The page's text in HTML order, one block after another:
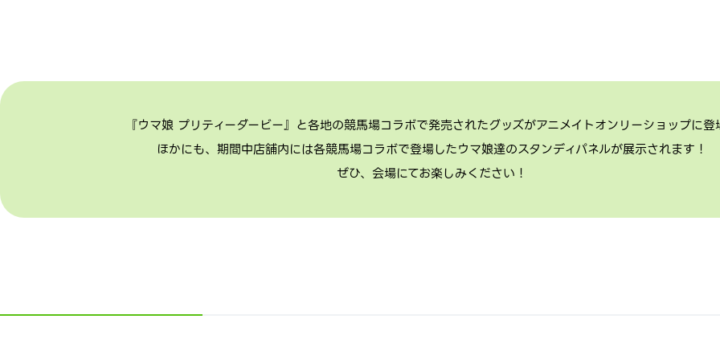
『ウマ娘 プリティーダービー』と各地の競馬場コラボで発売されたグッズがアニメイトオンリーショップに登
ほかにも、期間中店舗内には各競馬場コラボで登場したウマ娘達のスタンディパネルが展示されます！
ぜひ、会場にてお楽しみください！